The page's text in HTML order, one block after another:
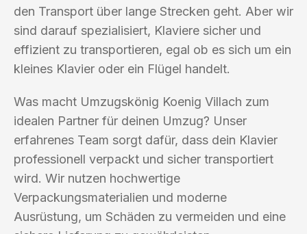
den Transport über lange Strecken geht. Aber wir
sind darauf spezialisiert, Klaviere sicher und
effizient zu transportieren, egal ob es sich um ein
kleines Klavier oder ein Flügel handelt.
Was macht Umzugskönig Koenig Villach zum
idealen Partner für deinen Umzug? Unser
erfahrenes Team sorgt dafür, dass dein Klavier
professionell verpackt und sicher transportiert
wird. Wir nutzen hochwertige
Verpackungsmaterialien und moderne
Ausrüstung, um Schäden zu vermeiden und eine